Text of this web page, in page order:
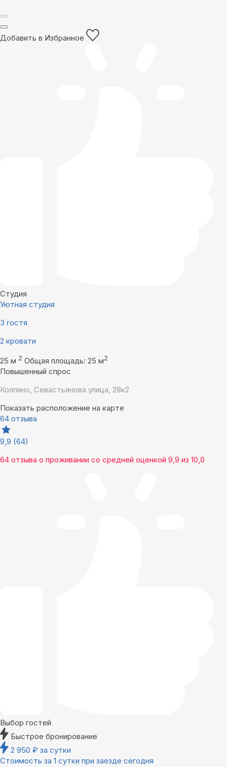
Добавить в Избранное
Студия
Уютная студия
3 гостя
2 кровати
25 м 2 Общая площадь: 25 м2
Повышенный спрос
Колпино, Севастьянова улица, 28к2
Показать расположение на карте
64 отзыва
9,9 (64)
64 отзыва о проживании со средней оценкой 9,9 из 10,0
Выбор гостей
Быстрое бронирование
2 950 ₽ за сутки
Стоимость за 1 сутки при заезде сегодня